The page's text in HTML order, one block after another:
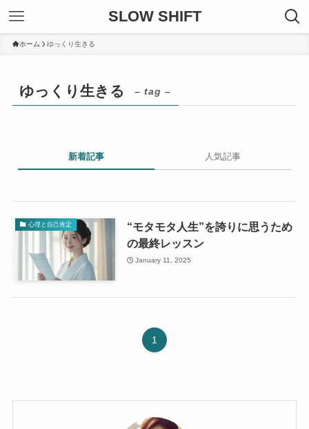
SLOW SHIFT
ホーム ゆっくり生きる
ゆっくり生きる – tag –
新着記事 人気記事
心理と自己肯定
“モタモタ人生”を誇りに思うため
の最終レッスン
January 11, 2025
1